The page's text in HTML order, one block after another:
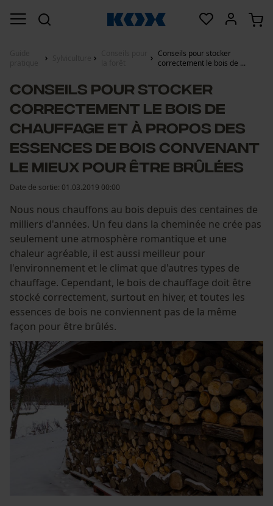
Conseils pour stocker
correctement le bois de ...
Conseils pour stocker
correctement le bois de
chauffage et à propos des
essences de bois convenant
le mieux pour être brûlées
Date de sortie: 01.03.2019 00:00
Nous nous chauffons au bois depuis des centaines de
milliers d'années. Un feu dans la cheminée ne crée pas
seulement une atmosphère romantique et une
chaleur agréable, il est aussi meilleur pour
l'environnement et le climat que d'autres types de
chauffage. Cependant, le bois de chauffage doit être
stocké correctement, surtout en hiver, et toutes les
essences de bois ne conviennent pas de la même
façon pour être brûlés.